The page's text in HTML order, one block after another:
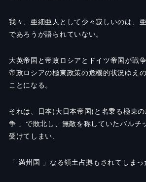
我々、亜細亜人として少々寂しいのは、
であろうが語られていない。
大英帝国と帝政ロシアとドイツ帝国が戦
帝政ロシアの極東政策の危機的状況ゆえ
ことになる。
それは、日本(大日本帝国)と名乗る極東
争
」で敗北し、無敵を称していたバルチ
受けてしまい、
「 満州国 」なる領土占拠もされてしまっ